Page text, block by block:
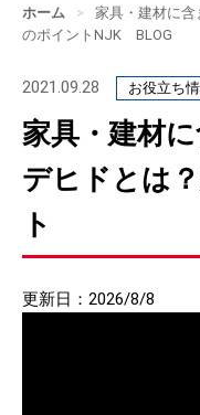
ホーム >
家具・建材に
のポイントNJK BLOG
2021.09.28 お役立ち
家具・建材
デヒドとは
ト
更新日：2026/8/8